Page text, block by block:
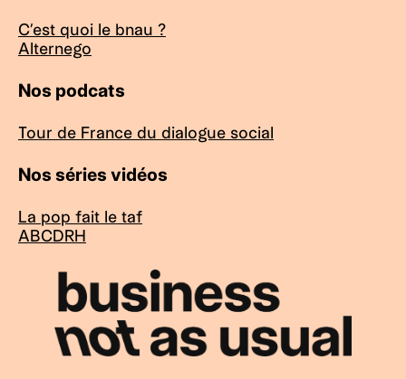
C’est quoi le bnau ?
Alternego
Nos podcats
Tour de France du dialogue social
Nos séries vidéos
La pop fait le taf
ABCDRH